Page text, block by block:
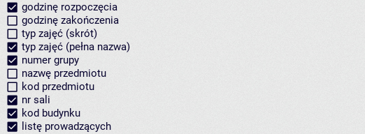
godzinę rozpoczęcia
godzinę zakończenia
typ zajęć (skrót)
typ zajęć (pełna nazwa)
numer grupy
nazwę przedmiotu
kod przedmiotu
nr sali
kod budynku
listę prowadzących